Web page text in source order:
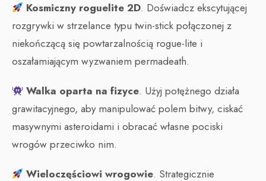
Kosmiczny roguelite 2D. Doświadcz ekscytującej
rozgrywki w strzelance typu twin-stick połączonej z
niekończącą się powtarzalnością rogue-lite i
oszałamiającym wyzwaniem permadeath.
Walka oparta na fizyce. Użyj potężnego działa
grawitacyjnego, aby manipulować polem bitwy, ciskać
masywnymi asteroidami i obracać własne pociski
wrogów przeciwko nim.
Wieloczęściowi wrogowie. Strategicznie